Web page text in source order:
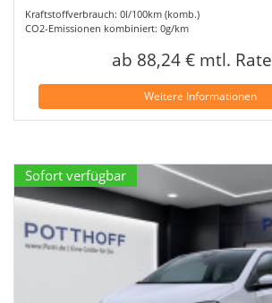
Kraftstoffverbrauch: 0l/100km (komb.)
CO2-Emissionen kombiniert: 0g/km
ab 88,24 € mtl. Rate
Weitere Informationen
Sofort verfügbar